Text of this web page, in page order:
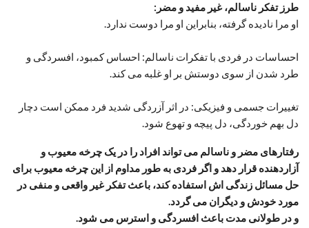
طرز تفکر ناسالم، غیر مفید و مضر:
او مرا نادیده گرفته، بنابراین او مرا دوست ندارد.
احساسات در فردی با تفکرات ناسالم: احساس کمبود، افسردگی و
طرد شدن از سوی دوستش بر او غلبه می کند.
تغییرات جسمی و فیزیکی: در اثر آزردگی شدید فرد ممکن است دچار
دل بهم خوردگی، دل پیچه و تهوع شود.
رفتارهای مضر و ناسالم می تواند افراد را در یک چرخه معیوب و
آزاردهنده قرار دهد و اگر فردی به طور مداوم از این چرخه معیوب برای
حل مسائل زندگی اش استفاده کند، باعث تفکر غیر واقعی و منفی در
مورد خودش و دیگران می گردد.
و در طولانی مدت باعث افسردگی و استرس می شود.